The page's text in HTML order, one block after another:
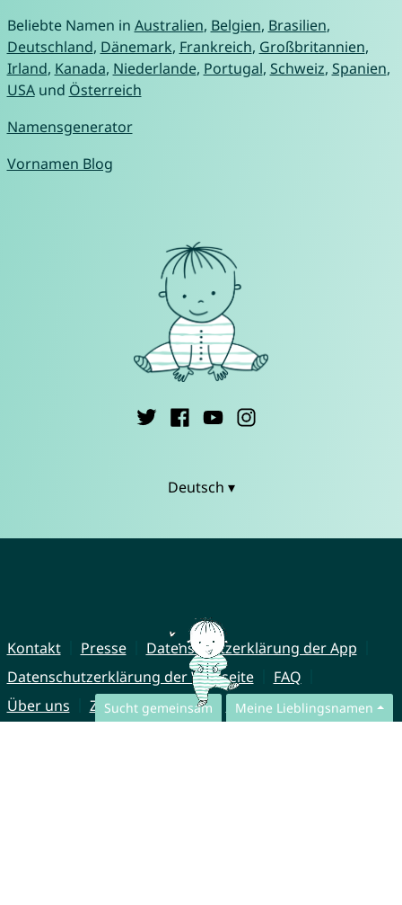
Sucht gemeinsam Meine Lieblingsnamen
Beliebte Namen in Australien, Belgien, Brasilien,
Deutschland, Dänemark, Frankreich, Großbritannien,
Irland, Kanada, Niederlande, Portugal, Schweiz, Spanien,
USAund Österreich
Namensgenerator
Vornamen Blog
Deutsch ▾
Kontakt Presse
Datenschutzerklärung der App
Datenschutzerklärung der Webseite
FAQ
Über uns
Zusammenarbeit Impressum